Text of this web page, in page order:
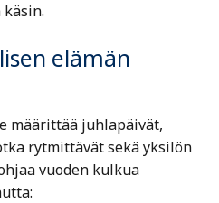
elämän
määrittää juhlapäivät,
rytmittävät sekä yksilön
vuoden kulkua